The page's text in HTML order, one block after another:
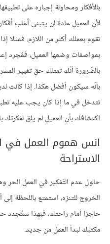
بالأفكار ومحاولة إجباره على
لأن العميل عادة لن يتبنى أغلب
تقوم بعملك أكثر من اللازم. فمثلا
بمواصفات وضعها العميل، فمُجرد
بالضّرورة أنّك تمتلك حق تغيير
بأنّه سيكون أفضل هكذا. إذا كانت
تتدخل في ما إذا كان يجب عليه
اكتشافك بأن العميل لم يلق لفكرتك
انس هموم العمل في
الاستراحة
حاول عدم التّفكير في العمل
الخروج للتنزه، استمتع باللحظة
حاجزا أمام راحتك، فبهذا
مكتبك لبدأ العمل من جديد.